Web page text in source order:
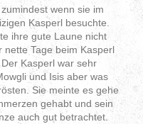
wenn sie im
Kasperl besuchte.
ihre gute Laune nicht
Tage beim Kasperl
Kasperl war sehr
und Isis aber was
Sie meinte es gehe
gehabt und sein
auch gut betrachtet.